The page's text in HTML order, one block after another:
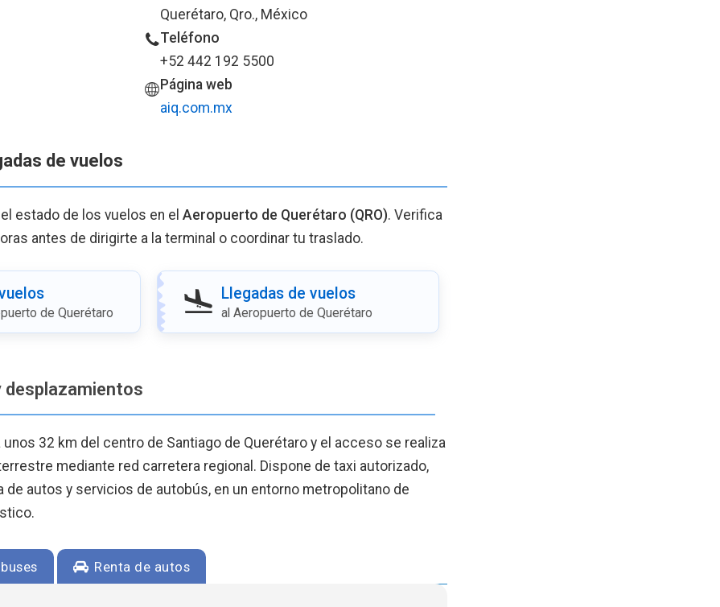
Querétaro, Qro., México
Teléfono
+52 442 192 5500
Página web
aiq.com.mx
de vuelos
estado de los vuelos en el Aeropuerto de Querétaro (QRO). Verifica
antes de dirigirte a la terminal o coordinar tu traslado.
de Querétaro
Llegadas de vuelos
al Aeropuerto de Querétaro
32 km del centro de Santiago de Querétaro y el acceso se realiza
mediante red carretera regional. Dispone de taxi autorizado,
de autos y servicios de autobús, en un entorno metropolitano de
Renta de autos